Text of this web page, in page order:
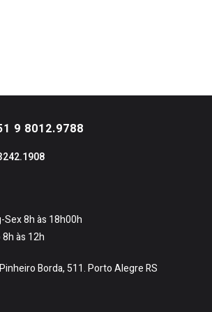
9 8012.9788
Sex 8h às 18h00h
8h às 12h
Borda, 511. Porto Alegre RS